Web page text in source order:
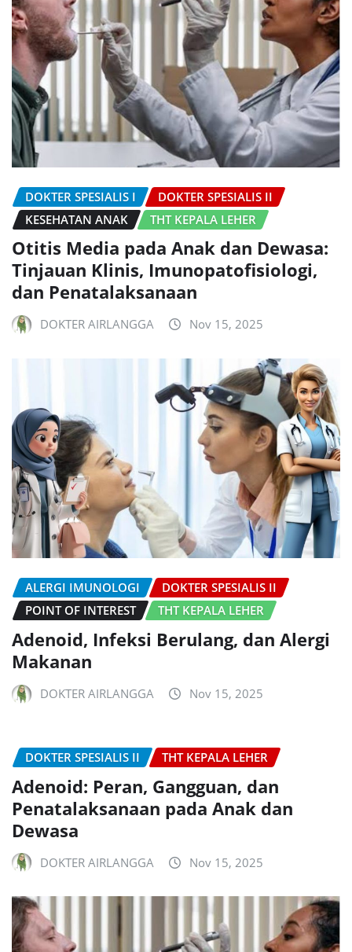
DOKTER SPESIALIS I
DOKTER SPESIALIS II
KESEHATAN ANAK
THT KEPALA LEHER
Otitis Media pada Anak dan Dewasa:
Tinjauan Klinis, Imunopatofisiologi,
dan Penatalaksanaan
DOKTER AIRLANGGA Nov 15, 2025
ALERGI IMUNOLOGI
DOKTER SPESIALIS II
POINT OF INTEREST
THT KEPALA LEHER
Adenoid, Infeksi Berulang, dan Alergi
Makanan
DOKTER AIRLANGGA Nov 15, 2025
DOKTER SPESIALIS II THT KEPALA LEHER
Adenoid: Peran, Gangguan, dan
Penatalaksanaan pada Anak dan
Dewasa
DOKTER AIRLANGGA Nov 15, 2025